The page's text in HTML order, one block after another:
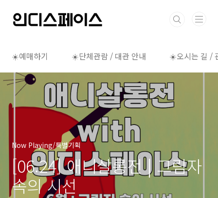
☀️예매하기 ☀️단체관람 / 대관 안내 ☀️오시는 길 /
Now Playing/특별기획
[06.24] 애니살롱전 | 그림자
속의 시선